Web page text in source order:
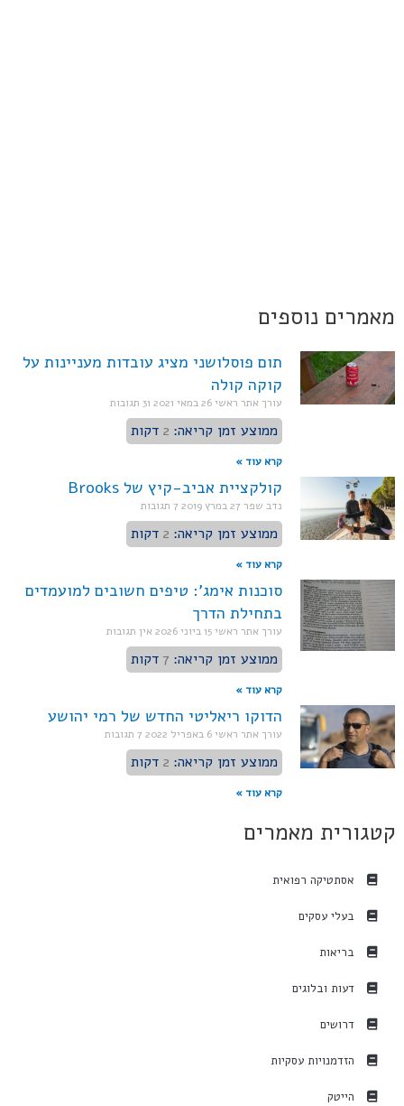
מאמרים נוספים
תום פוסלושני מציג עובדות מעניינות על
קוקה קולה
עורך אתר ראשי26 במאי 2021 31 תגובות
ממוצע זמן קריאה: 2 דקות
קרא עוד »
קולקציית אביב-קיץ של Brooks
נדב שפר 27 במרץ 2019 7 תגובות
ממוצע זמן קריאה: 2 דקות
קרא עוד »
סוכנות אימג': טיפים חשובים למועמדים
בתחילת הדרך
עורך אתר ראשי15 ביוני 2026 אין תגובות
ממוצע זמן קריאה: 7 דקות
קרא עוד »
הדוקו ריאליטי החדש של רמי יהושע
עורך אתר ראשי6 באפריל 2022 7 תגובות
ממוצע זמן קריאה: 2 דקות
קרא עוד »
קטגורית מאמרים
אסתטיקה רפואית
בעלי עסקים
בריאות
דעות ובלוגים
דרושים
הזדמנויות עסקיות
הייטק